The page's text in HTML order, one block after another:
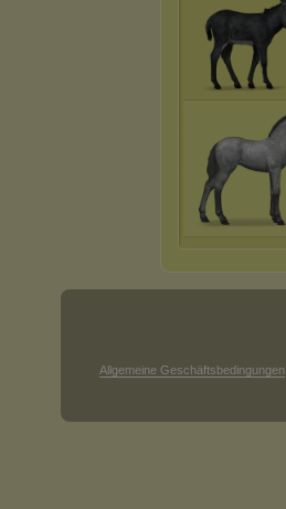
Allgemeine Geschäftsbedingungen